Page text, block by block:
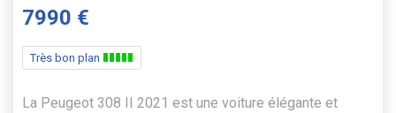
7990 €
Très bon plan
La Peugeot 308 II 2021 est une voiture élégante et